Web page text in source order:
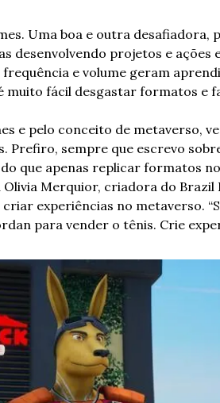
Uma boa e outra desafiadora,
desenvolvendo projetos e ações
e volume geram
muito fácil desgastar formatos e
e pelo conceito de metaverso,
Prefiro, sempre que escrevo
que apenas replicar formatos
Merquior, criadora do Brazil
experiências no metaverso.
para vender o tênis. Crie